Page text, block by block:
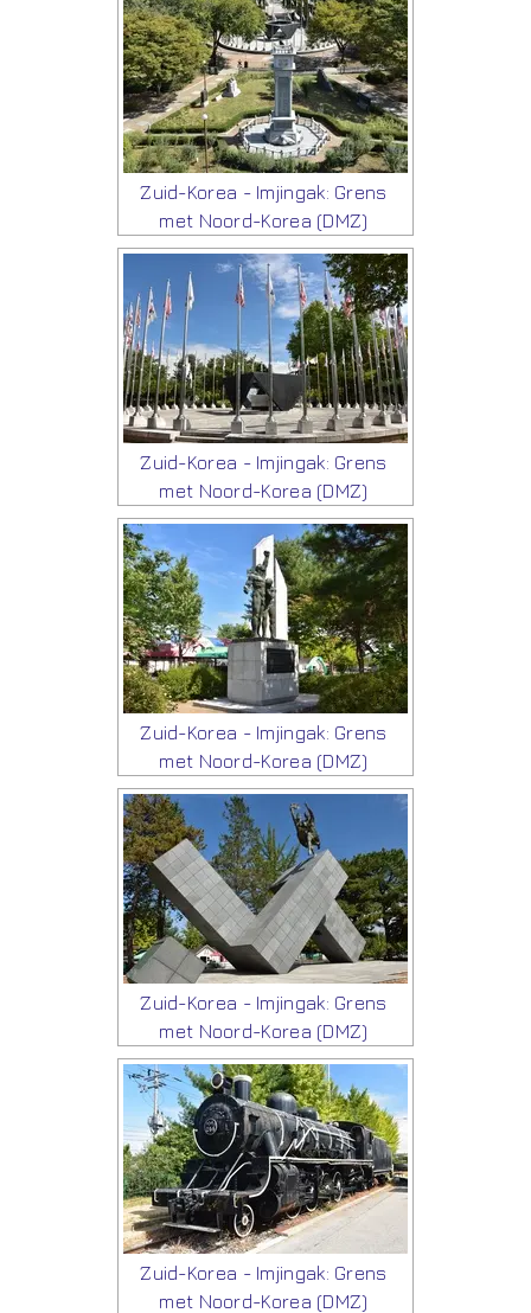
Zuid-Korea - Imjingak: Grens
met Noord-Korea (DMZ)
Zuid-Korea - Imjingak: Grens
met Noord-Korea (DMZ)
Zuid-Korea - Imjingak: Grens
met Noord-Korea (DMZ)
Zuid-Korea - Imjingak: Grens
met Noord-Korea (DMZ)
Zuid-Korea - Imjingak: Grens
met Noord-Korea (DMZ)